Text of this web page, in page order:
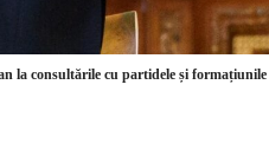
la consultările cu partidele și